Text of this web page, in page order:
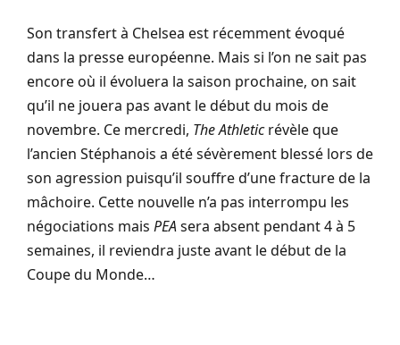
Son transfert à Chelsea est récemment évoqué
dans la presse européenne. Mais si l’on ne sait pas
encore où il évoluera la saison prochaine, on sait
qu’il ne jouera pas avant le début du mois de
novembre. Ce mercredi, The Athleticrévèle que
l’ancien Stéphanois a été sévèrement blessé lors de
son agression puisqu’il souffre d’une fracture de la
mâchoire. Cette nouvelle n’a pas interrompu les
négociations mais PEAsera absent pendant 4 à 5
semaines, il reviendra juste avant le début de la
Coupe du Monde…